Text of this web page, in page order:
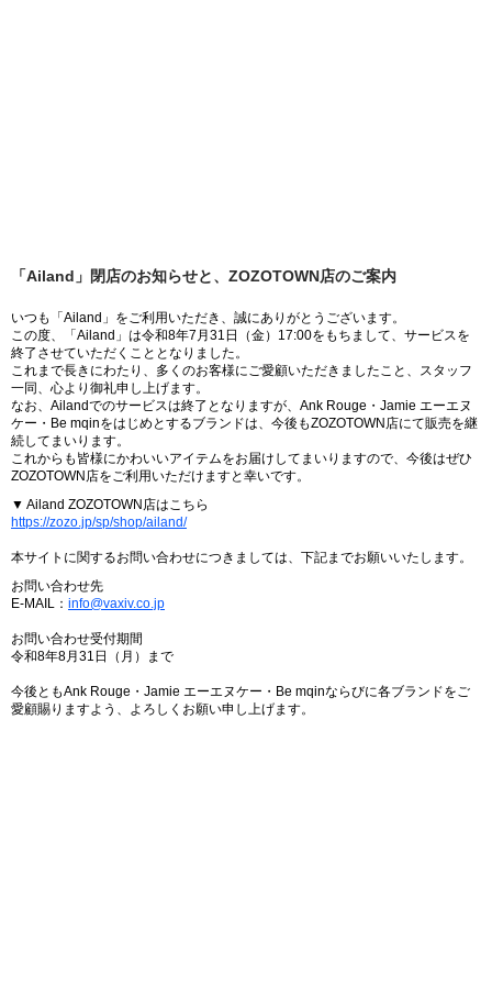
「Ailand」閉店のお知らせと、ZOZOTOWN店のご案内
いつも「Ailand」をご利用いただき、誠にありがとうございます。
この度、「Ailand」は令和8年7月31日（金）17:00をもちまして、サービスを
終了させていただくこととなりました。
これまで長きにわたり、多くのお客様にご愛顧いただきましたこと、スタッフ
一同、心より御礼申し上げます。
なお、Ailandでのサービスは終了となりますが、Ank Rouge・Jamie エーエヌ
ケー・Be mqinをはじめとするブランドは、今後もZOZOTOWN店にて販売を継
続してまいります。
これからも皆様にかわいいアイテムをお届けしてまいりますので、今後はぜひ
ZOZOTOWN店をご利用いただけますと幸いです。
▼ Ailand ZOZOTOWN店はこちら
https://zozo.jp/sp/shop/ailand/
本サイトに関するお問い合わせにつきましては、下記までお願いいたします。
お問い合わせ先
E-MAIL： info@vaxiv.co.jp
お問い合わせ受付期間
令和8年8月31日（月）まで
今後ともAnk Rouge・Jamie エーエヌケー・Be mqinならびに各ブランドをご
愛顧賜りますよう、よろしくお願い申し上げます。